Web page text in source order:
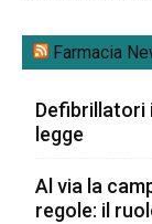
Farmacia
Defibrillatori
legge
Al via la
regole: il